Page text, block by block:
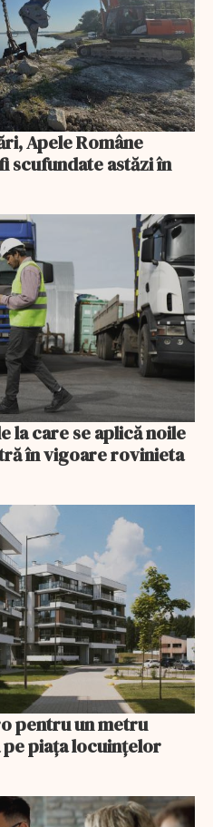
Apele Române
scufundate astăzi în
la care se aplică noile
în vigoare rovinieta
pentru un metru
pe piața locuințelor